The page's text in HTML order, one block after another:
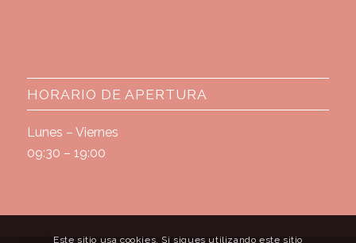
HORARIO DE APERTURA
Lunes – Viernes
09:30 – 19:00
Este sitio usa cookies. Si sigues utilizando este sitio